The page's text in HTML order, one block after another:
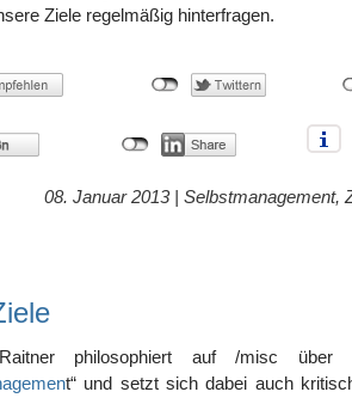
Ziele regelmäßig hinterfragen.
08. Januar 2013 | Selbstmanagement,
philosophiert auf /misc über
t“ und setzt sich dabei auch